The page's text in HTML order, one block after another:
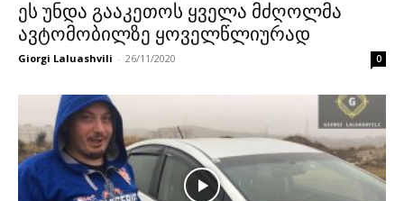
ეს უნდა გააკეთოს ყველა მძღოლმა
ავტომობილზე ყოველწლიურად
Giorgi Laluashvili - 26/11/2020 0